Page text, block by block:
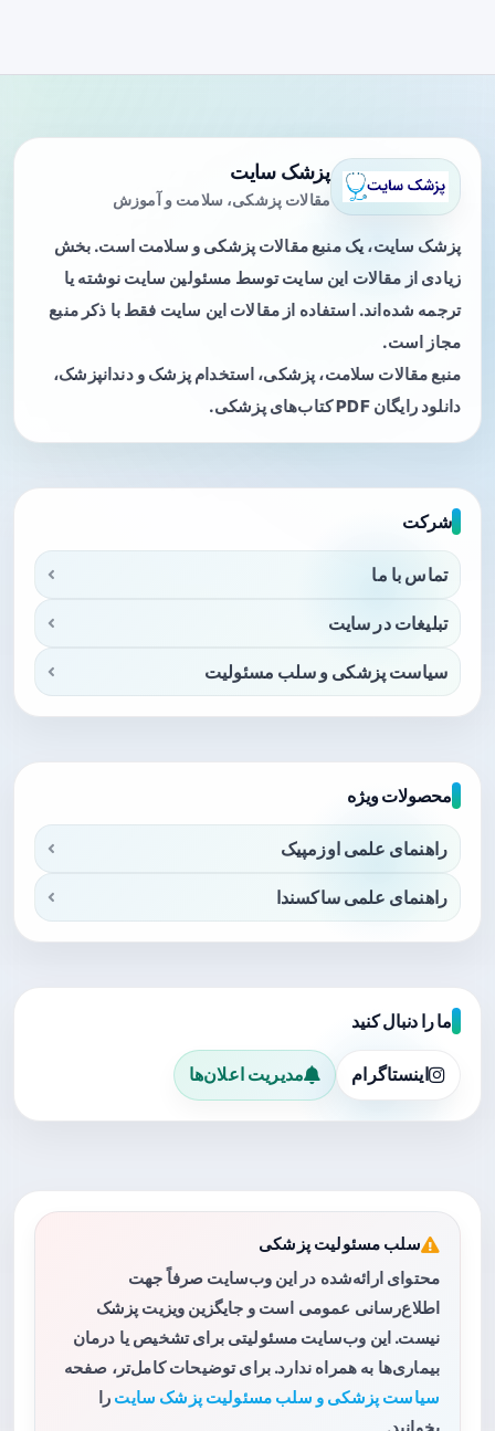
پزشک سایت
مقالات پزشکی، سلامت و آموزش
پزشک سایت، یک منبع مقالات پزشکی و سلامت است. بخش
زیادی از مقالات این سایت توسط مسئولین سایت نوشته یا
ترجمه شده‌اند. استفاده از مقالات این سایت فقط با ذکر منبع
مجاز است.
منبع مقالات سلامت، پزشکی، استخدام پزشک و دندانپزشک،
دانلود رایگان PDF کتاب‌های پزشکی.
شرکت
تماس با ما
تبلیغات در سایت
سیاست پزشکی و سلب مسئولیت
محصولات ویژه
راهنمای علمی اوزمپیک
راهنمای علمی ساکسندا
ما را دنبال کنید
اینستاگرام مدیریت اعلان‌ها
سلب مسئولیت پزشکی
محتوای ارائه‌شده در این وب‌سایت صرفاً جهت
اطلاع‌رسانی عمومی است و جایگزین ویزیت پزشک
نیست. این وب‌سایت مسئولیتی برای تشخیص یا درمان
بیماری‌ها به همراه ندارد. برای توضیحات کامل‌تر، صفحه
سیاست پزشکی و سلب مسئولیت پزشک سایت را